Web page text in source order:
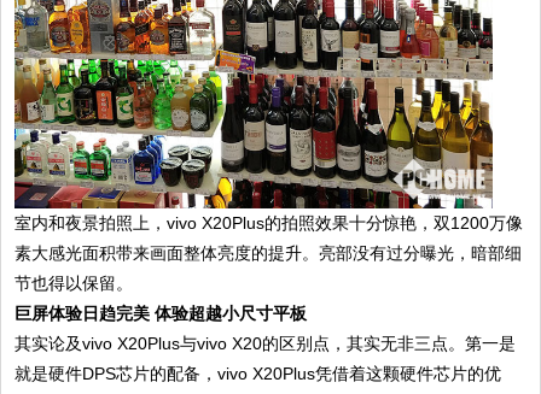
室内和夜景拍照上，vivo X20Plus的拍照效果十分惊艳，双1200万像
素大感光面积带来画面整体亮度的提升。亮部没有过分曝光，暗部细
节也得以保留。
巨屏体验日趋完美 体验超越小尺寸平板
其实论及vivo X20Plus与vivo X20的区别点，其实无非三点。第一是
就是硬件DPS芯片的配备，vivo X20Plus凭借着这颗硬件芯片的优